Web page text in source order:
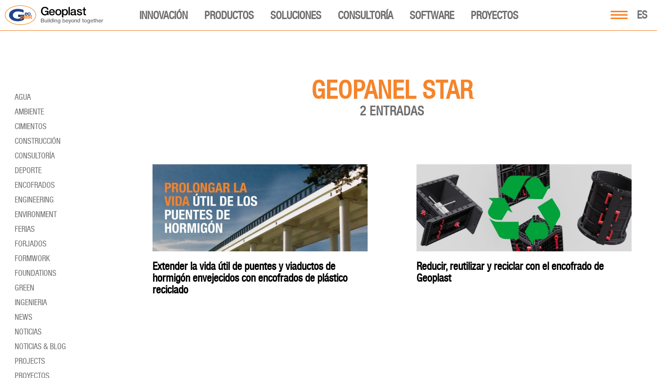
ES
INNOVACIÓN PRODUCTOS SOLUCIONES CONSULTORÍA SOFTWARE PROYECTOS
GEOPANEL STAR
2 ENTRADAS
Extender la vida útil de puentes y viaductos de
hormigón envejecidos con encofrados de plástico
reciclado
Reducir, reutilizar y reciclar con el encofrado de
Geoplast
AGUA
AMBIENTE
CIMIENTOS
CONSTRUCCIÓN
CONSULTORÍA
DEPORTE
ENCOFRADOS
ENGINEERING
ENVIRONMENT
FERIAS
FORJADOS
FORMWORK
FOUNDATIONS
GREEN
INGENIERIA
NEWS
NOTICIAS
NOTICIAS & BLOG
PROJECTS
PROYECTOS